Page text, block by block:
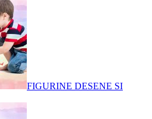
FIGURINE DESENE SI